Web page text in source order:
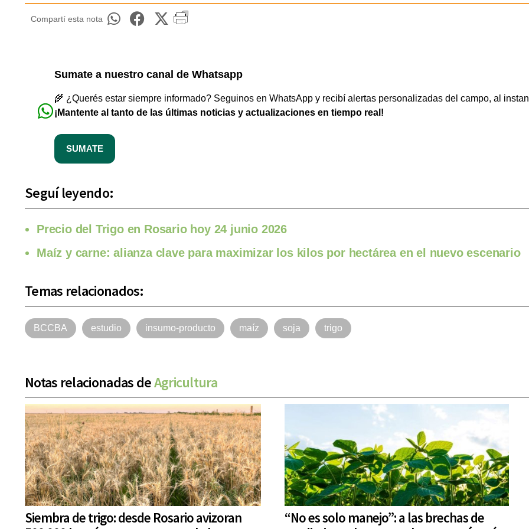
Compartí esta nota
Sumate a nuestro canal de Whatsapp
🌾 ¿Querés estar siempre informado? Seguinos en WhatsApp y recibí alertas personalizadas del campo, al
¡Mantente al tanto de las últimas noticias y actualizaciones en tiempo real!
SUMATE
Seguí leyendo:
Precio del Trigo en Rosario hoy 24 junio 2026
Maíz y carne: alianza clave para maximizar los kilos por hectárea en el nuevo escenario
Temas relacionados:
BCCBA estudio insumo-producto maíz soja trigo
Notas relacionadas deAgricultura
Siembra de trigo: desde Rosario avizoran
“No es solo manejo”: a las brechas de